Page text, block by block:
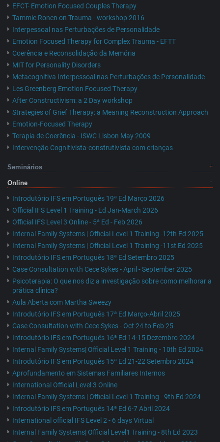
EFCT- Emotion Focused Couples Therapy
Tammie Ronen on Trauma - workshop 2016
Interpessoal nas Perturbações de Personalidade
Emotion Focused Therapy for Complex Trauma - EFTT
Coerência e Reconsolidação da Memória
MIT for Personality Disorders
Metacognitiva Interpessoal nas Perturbações de Personalidade
Les Greenberg Emotion Focused Therapy
After Constructivism: a 2 Day workshop
Strategies of Grief Therapy: a Meaning Reconstruction Approach
Emotion-Focused Therapy
Terapia de Coerência - ISWC Lisbon May 2009
Intervenção Cognitivista-construtivista com crianças
Seminários
Online
Introdutório IFS em Português 19ª Ed Março 2026
Official IFS Level 1 Training - Ed Jan-March 2026
Official IFS Level 3 Online - 5ª Ed - Feb 2026
Internal Family Systems | Official Level 1 Training -12th Ed 2025
Internal Family Systems | Official Level 1 Training -11st Ed 2025
Introdutório IFS em Português 18ª Ed Setembro 2025
Case Consultation with Cece Sykes - April - September 2025
Psicoterapia: O que nos diz a investigação sobre como melhorar a
prática clínica?
Aula Aberta com Martha Sweezy
Introdutório IFS em Português 17ª Ed Março-Abril 2025
Case Consultation with Cece Sykes - Oct 24 to Feb 25
Introdutório IFS em Português 16ª Ed 14-15 Dezembro 2024
Internal Family Systems| Official Level 1 Training - 10th Ed 2024
Introdutório IFS em Português 15ª Ed 21-22 Setembro 2024
Aprofundamento em Sistemas Familiares Internos
International Official Level 3 Online
Internal Family Systems | Official Level 1 Training - 9th Ed 2024
Introdutório IFS em Português 14ª Ed 6-7 Abril 2024
International official IFS Level 2 - 6 days Virtual
Internal Family Systems| Official Level1 Training - 8th Ed 2023